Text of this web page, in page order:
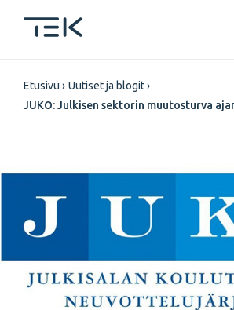
pääsisältöön
Murupolku
Etusivu
Uutiset ja blogit
JUKO: Julkisen sektorin muutosturva